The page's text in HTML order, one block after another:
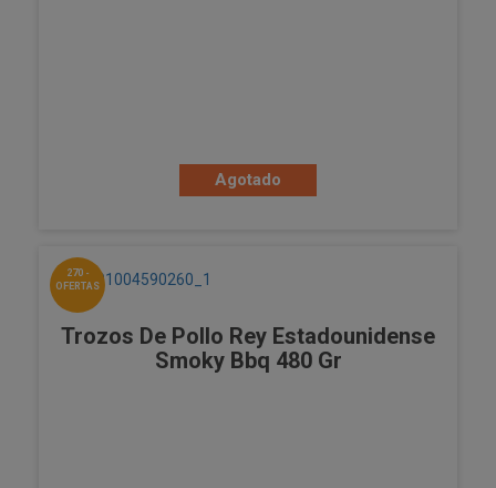
Agotado
270 -
OFERTAS
Trozos De Pollo Rey Estadounidense
Smoky Bbq 480 Gr